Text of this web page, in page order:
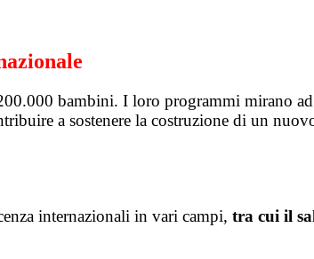
bambini. I loro programmi mirano
a sostenere la costruzione di un
internazionali in vari campi, tra cui il